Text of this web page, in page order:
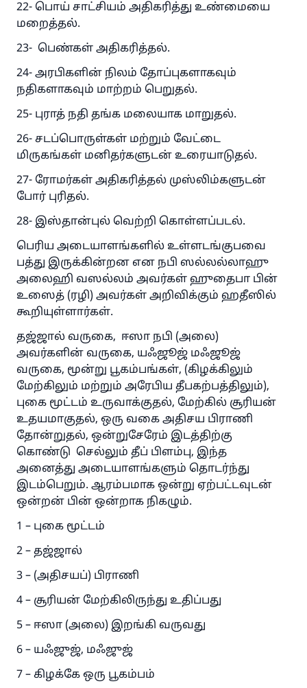
22- பொய் சாட்சியம் அதிகரித்து உண்மையை
மறைத்தல்.
23- பெண்கள் அதிகரித்தல்.
24- அரபிகளின் நிலம் தோப்புகளாகவும்
நதிகளாகவும் மாற்றம் பெறுதல்.
25- புராத் நதி தங்க மலையாக மாறுதல்.
26- சடப்பொருள்கள் மற்றும் வேட்டை
மிருகங்கள் மனிதர்களுடன் உரையாடுதல்.
27- ரோமர்கள் அதிகரித்தல் முஸ்லிம்களுடன்
போர் புரிதல்.
28- இஸ்தான்புல் வெற்றி கொள்ளப்படல்.
பெரிய அடையாளங்களில் உள்ளடங்குபவை
பத்து இருக்கின்றன என நபி ஸல்லல்லாஹு
அலைஹி வஸல்லம் அவர்கள் ஹுதைபா பின்
உஸைத் (ரழி) அவர்கள் அறிவிக்கும் ஹதீஸில்
கூறியுள்ளார்கள்.
தஜ்ஜால் வருகை, ஈஸா நபி (அலை)
அவர்களின் வருகை, யஃஜூஜ் மஃஜூஜ்
வருகை, மூன்று பூகம்பங்கள், (கிழக்கிலும்
மேற்கிலும் மற்றும் அரேபிய தீபகற்பத்திலும்),
புகை மூட்டம் உருவாக்குதல், மேற்கில் சூரியன்
உதயமாகுதல், ஒரு வகை அதிசய பிராணி
தோன்றுதல், ஒன்றுசேரேம் இடத்திற்கு
கொண்டு செல்லும் தீப் பிளம்பு, இந்த
அனைத்து அடையாளங்களும் தொடர்ந்து
இடம்பெறும். ஆரம்பமாக ஒன்று ஏற்பட்டவுடன்
ஒன்றன் பின் ஒன்றாக நிகழும்.
1 – புகை மூட்டம்
2 – தஜ்ஜால்
3 – (அதிசயப்) பிராணி
4 – சூரியன் மேற்கிலிருந்து உதிப்பது
5 – ஈஸா (அலை) இறங்கி வருவது
6 – யஃஜுஜ், மஃஜுஜ்
7 – கிழக்கே ஒரு பூகம்பம்
நன்மையின் பால் வழிகாட்டுபவருக்கு
அதைச் செய்பவரின் நன்மைக்கு சமமான
நன்மை கிடைக்கும்
(முஸ்லிம்: 1893)
இப்போதே பங்களியுங்கள்